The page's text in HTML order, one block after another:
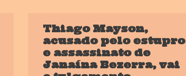
Thiago Mayson,
acusado pelo estupro
e assassinato de
Janaína Bezerra, vai